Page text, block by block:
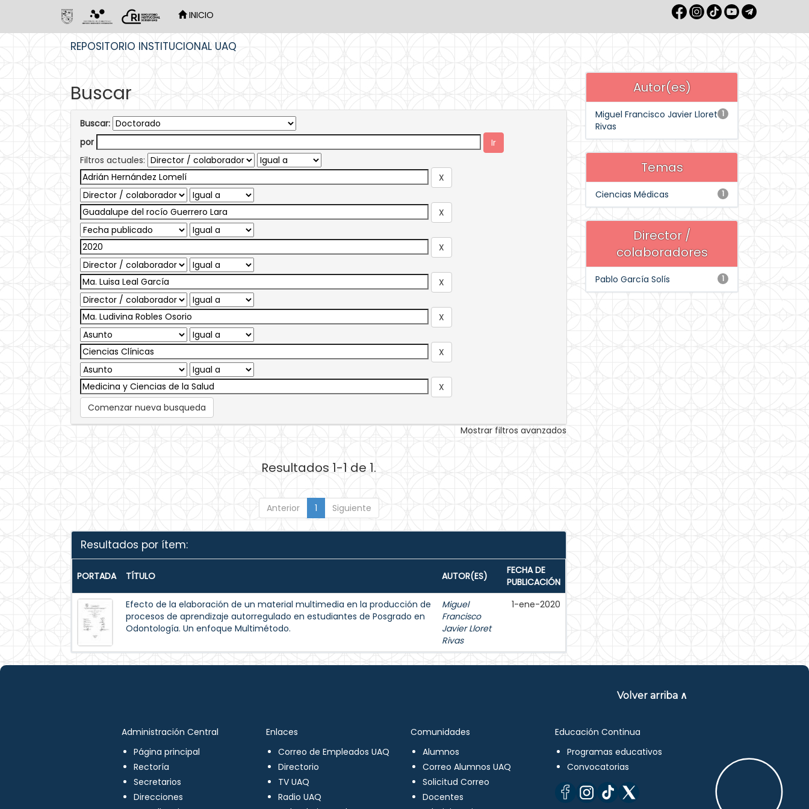
INICIO
REPOSITORIO INSTITUCIONAL UAQ
Buscar
Buscar:
por
Filtros actuales:
Comenzar nueva busqueda
Mostrar filtros avanzados
Resultados 1-1 de 1.
Anterior 1 Siguiente
Resultados por ítem:
PORTADA TÍTULO AUTOR(ES)
FECHA DE
PUBLICACIÓN
Efecto de la elaboración de un material multimedia en la producción de
procesos de aprendizaje autorregulado en estudiantes de Posgrado en
Odontología. Un enfoque Multimétodo.
Miguel
Francisco
Javier Lloret
Rivas
1-ene-2020
Autor(es)
1
Miguel Francisco Javier Lloret
Rivas
Temas
1
Ciencias Médicas
Director /
colaboradores
1
Pablo García Solís
Volver arriba ∧
Administración Central
Página principal
Rectoría
Secretarios
Direcciones
Enlaces
Correo de Empleados UAQ
Directorio
TV UAQ
Radio UAQ
Comunidades
Alumnos
Correo Alumnos UAQ
Solicitud Correo
Docentes
Educación Continua
Programas educativos
Convocatorias